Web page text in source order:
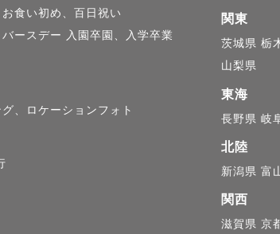
Lovegrapherになりま
カメラマンとして、
皆さまの思い出づくり
関わらせていただける
とても嬉しく思います☺️
“その日の思い出が、
何十年後も色濃く蘇り
お食い初め、百日祝い
バースデー
入園卒園、入学卒業
、ロケーションフォト
関東
茨城県 栃
山梨県
東海
長野県 岐
北陸
新潟県 富
関西
滋賀県 京